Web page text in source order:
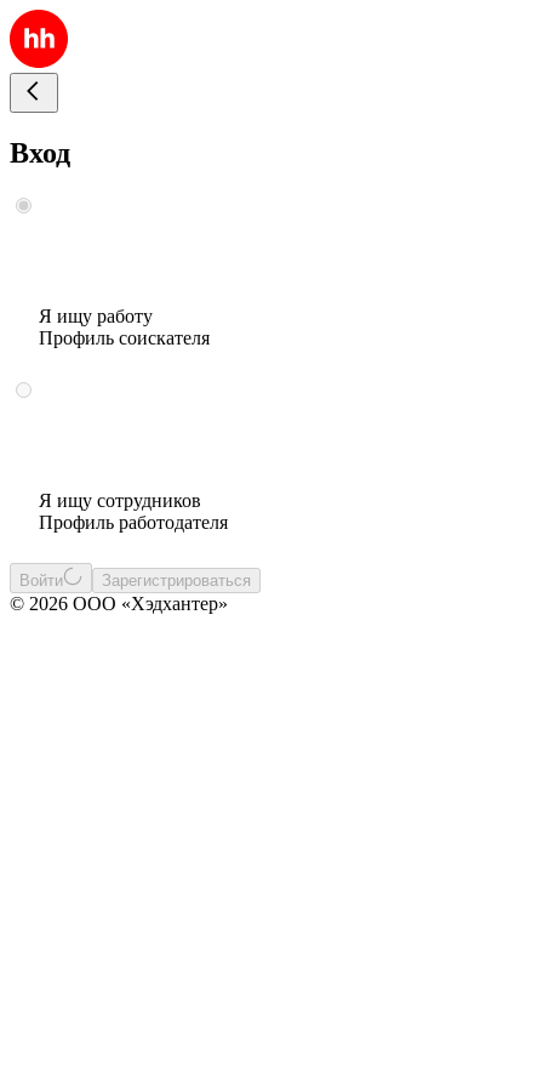
Вход
Я ищу работу
Профиль соискателя
Я ищу сотрудников
Профиль работодателя
Войти Зарегистрироваться
© 2026 ООО «Хэдхантер»